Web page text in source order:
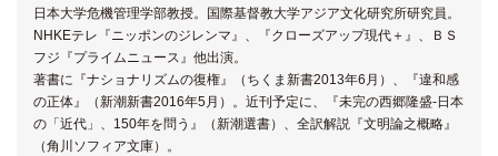
日本大学危機管理学部教授。国際基督教大学アジア文化研究所研究員。
NHKEテレ『ニッポンのジレンマ』、『クローズアップ現代＋』、ＢＳ
フジ『プライムニュース』他出演。
著書に『ナショナリズムの復権』（ちくま新書2013年6月）、『違和感
の正体』（新潮新書2016年5月）。近刊予定に、『未完の西郷隆盛‐日本
の「近代」、150年を問う』（新潮選書）、全訳解説『文明論之概略』
（角川ソフィア文庫）。